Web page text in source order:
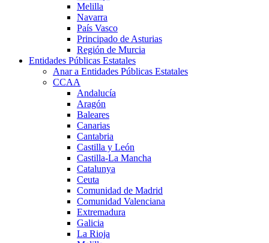
Melilla
Navarra
País Vasco
Principado de Asturias
Región de Murcia
Entidades Públicas Estatales
Anar a Entidades Públicas Estatales
CCAA
Andalucía
Aragón
Baleares
Canarias
Cantabria
Castilla y León
Castilla-La Mancha
Catalunya
Ceuta
Comunidad de Madrid
Comunidad Valenciana
Extremadura
Galicia
La Rioja